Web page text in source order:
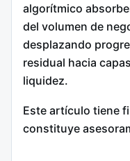
algorítmico
del volumen de
desplazando
residual hacia
liquidez.
Este artículo tiene
constituye